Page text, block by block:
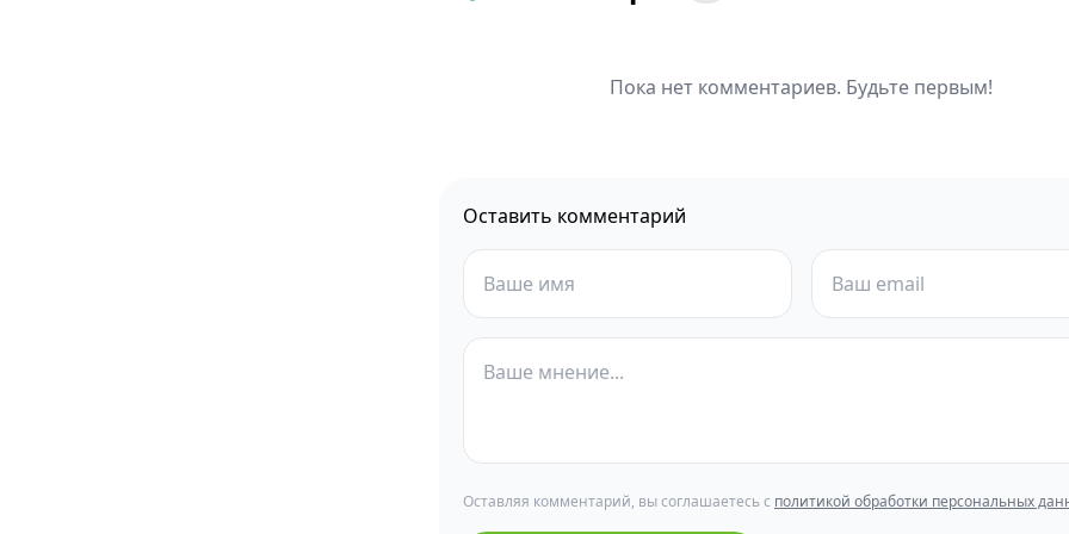
Пока нет комментариев. Будьте первым!
Оставить комментарий
Оставляя комментарий, вы соглашаетесь с политикой обработки персональных